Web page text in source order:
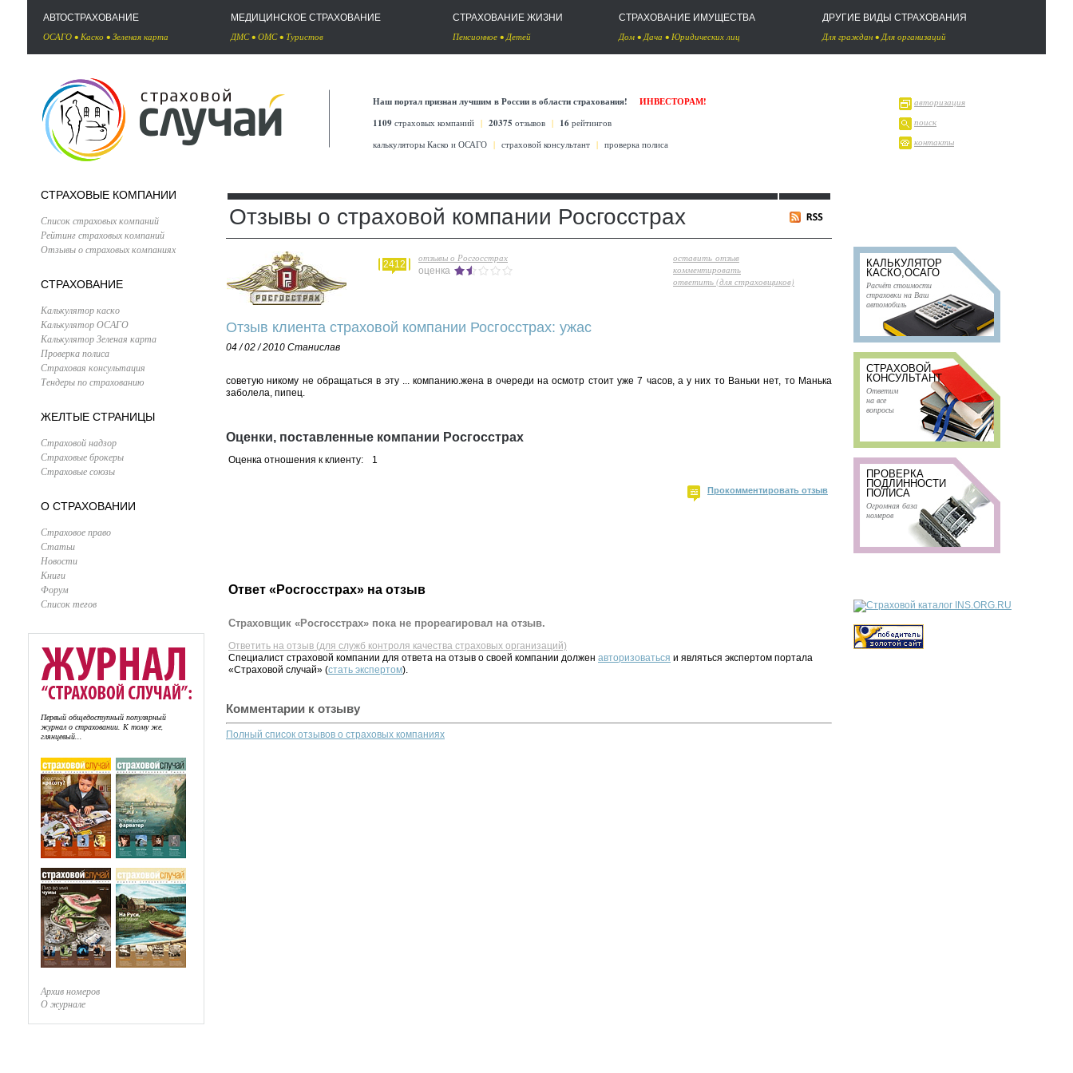
АВТОСТРАХОВАНИЕ
ОСАГО • Каско • Зеленая карта
МЕДИЦИНСКОЕ СТРАХОВАНИЕ
ДМС• ОМС• Туристов
СТРАХОВАНИЕ ЖИЗНИ
Пенсионное •Детей
СТРАХОВАНИЕ ИМУЩЕСТВА
Дом •Дача • Юридических лиц
ДРУГИЕ ВИДЫ СТРАХОВАНИЯ
Для граждан •Для организаций
Наш портал признан лучшим в России в области страхования!
ИНВЕСТОРАМ!
1109 страховых компаний | 20375 отзывов | 16 рейтингов
калькуляторы Каско и ОСАГО | страховой консультант | проверка полиса
авторизация
поиск
контакты
СТРАХОВЫЕ КОМПАНИИ
Список страховых компаний
Рейтинг страховых компаний
Отзывы о страховых компаниях
СТРАХОВАНИЕ
Калькулятор каско
Калькулятор ОСАГО
Калькулятор Зеленая карта
Проверка полиса
Страховая консультация
Тендеры по страхованию
ЖЕЛТЫЕ СТРАНИЦЫ
Страховой надзор
Страховые брокеры
Страховые союзы
О СТРАХОВАНИИ
Страховое право
Статьи
Новости
Книги
Форум
Список тегов
Первый общедоступный популярный
журнал о страховании. К тому же,
глянцевый...
Архив номеров
О журнале
Отзывы о страховой компании Росгосстрах
2412
отзывы о Росгосстрах
оценка
оставить отзыв
комментировать
ответить (для страховщиков)
Отзыв клиента страховой компании Росгосстрах: ужас
04 / 02 / 2010 Станислав
советую никому не обращаться в эту ... компанию.жена в очереди на осмотр стоит уже 7 часов, а у них то Ваньки нет, то Манька
заболела, пипец.
Оценки, поставленные компании Росгосстрах
Оценка отношения к клиенту: 1
Прокомментировать отзыв
Ответ «Росгосстрах» на отзыв
Страховщик «Росгосстрах» пока не прореагировал на отзыв.
Ответить на отзыв (для служб контроля качества страховых организаций)
Специалист страховой компании для ответа на отзыв о своей компании должен авторизоваться и являться экспертом портала
«Страховой случай» (стать экспертом).
Комментарии к отзыву
Полный список отзывов о страховых компаниях
КАЛЬКУЛЯТОР
КАСКО,ОСАГО
Расчёт стоимости
страховки на Ваш
автомобиль
СТРАХОВОЙ
КОНСУЛЬТАНТ
Ответим
на все
вопросы
ПРОВЕРКА
ПОДЛИННОСТИ
ПОЛИСА
Огромная база
номеров